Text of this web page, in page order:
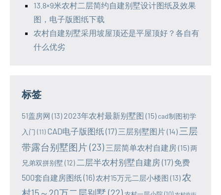
13.8×9米农村二层简约自建别墅设计图纸及效果
图，电子版图纸下载
农村自建别墅采用坡屋顶还是平屋顶好？各自有
什么优劣
标签
51盖房网 (13) 2023年农村最新别墅图 (15) cad制图初学
入门 (11) CAD电子版图纸(17) 三层别墅图片(14) 三层
带露台别墅图片 (23) 三层简单农村自建房(15)两
兄弟双拼别墅 (12) 二层半农村别墅自建房(17) 免费
500套自建房图纸(16) 农村15万元二层小楼图 (13)农